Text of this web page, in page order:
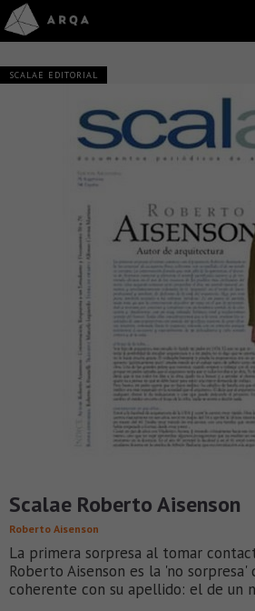
SCALAE EDITORIAL
Scalae Roberto Aisenson
Roberto Aisenson
La primera sorpresa al tomar
Roberto Aisenson es la 'no
coherente con su apellido: el de un